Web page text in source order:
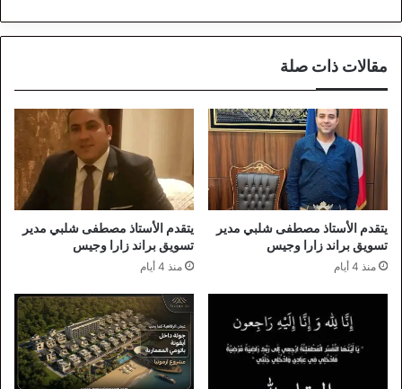
مقالات ذات صلة
يتقدم الأستاذ مصطفى شلبي مدير
تسويق براند زارا وجيس
منذ 4 أيام
يتقدم الأستاذ مصطفى شلبي مدير
تسويق براند زارا وجيس
منذ 4 أيام